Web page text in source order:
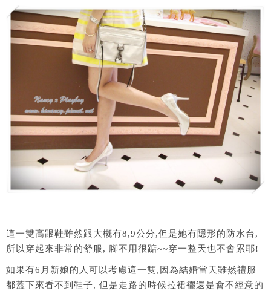
這一雙高跟鞋雖然跟大概有8,9公分,但是她有隱形的防水台,
所以穿起來非常的舒服, 腳不用很踮~~穿一整天也不會累耶!
如果有6月新娘的人可以考慮這一雙,因為結婚當天雖然禮服
都蓋下來看不到鞋子, 但是走路的時候拉裙襬還是會不經意的